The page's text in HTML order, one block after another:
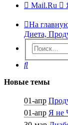
Mail.Ru
На
Диета,
Поиск
Новые темы
01-апр
01-апр Я не